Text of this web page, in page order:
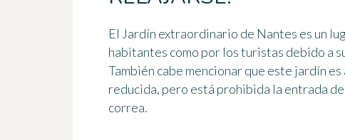
El Jardín extraordinario de Nantes es un
habitantes como por los turistas debido a
También cabe mencionar que este jardín
reducida, pero está prohibida la entrada
correa.